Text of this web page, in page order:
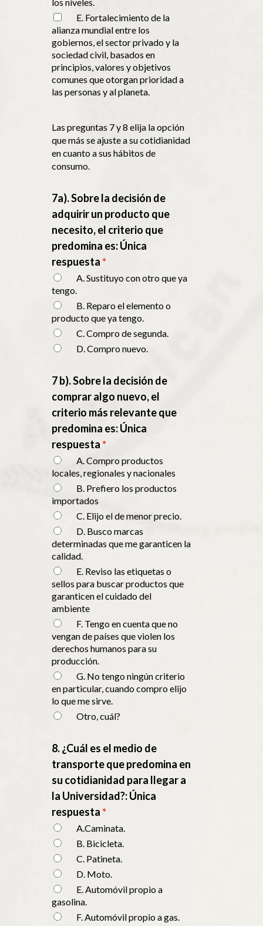
los niveles.
E. Fortalecimiento de la
alianza mundial entre los
gobiernos, el sector privado y la
sociedad civil, basados en
principios, valores y objetivos
comunes que otorgan prioridad a
las personas y al planeta.
Las preguntas 7 y 8 elija la opción
que más se ajuste a su cotidianidad
en cuanto a sus hábitos de
consumo.
7a). Sobre la decisión de
adquirir un producto que
necesito, el criterio que
predomina es: Única
respuesta *
A. Sustituyo con otro que ya
tengo.
B. Reparo el elemento o
producto que ya tengo.
C. Compro de segunda.
D. Compro nuevo.
7 b). Sobre la decisión de
comprar algo nuevo, el
criterio más relevante que
predomina es: Única
respuesta *
A. Compro productos
locales, regionales y nacionales
B. Prefiero los productos
importados
C. Elijo el de menor precio.
D. Busco marcas
determinadas que me garanticen la
calidad.
E. Reviso las etiquetas o
sellos para buscar productos que
garanticen el cuidado del
ambiente
F. Tengo en cuenta que no
vengan de países que violen los
derechos humanos para su
producción.
G. No tengo ningún criterio
en particular, cuando compro elijo
lo que me sirve.
Otro, cuál?
8. ¿Cuál es el medio de
transporte que predomina en
su cotidianidad para llegar a
la Universidad?: Única
respuesta *
A.Caminata.
B. Bicicleta.
C. Patineta.
D. Moto.
E. Automóvil propio a
gasolina.
F. Automóvil propio a gas.